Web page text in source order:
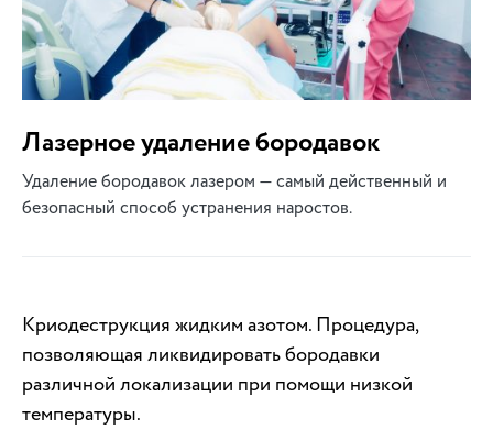
Лазерное удаление бородавок
Удаление бородавок лазером — самый действенный и
безопасный способ устранения наростов.
Криодеструкция жидким азотом. Процедура,
позволяющая ликвидировать бородавки
различной локализации при помощи низкой
температуры.